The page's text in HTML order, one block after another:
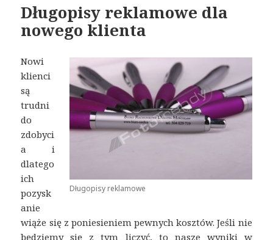
Długopisy reklamowe dla
nowego klienta
Długopisy reklamowe
Nowi
klienci
są
trudni
do
zdobyci
a i
dlatego
ich
pozysk
anie
wiąże się z poniesieniem pewnych kosztów. Jeśli nie
będziemy się z tym liczyć, to nasze wyniki w